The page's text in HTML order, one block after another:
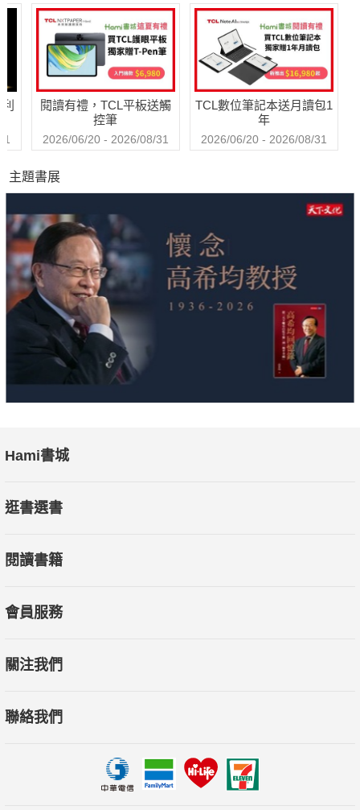
閱讀有禮，TCL平板送觸
控筆
2026/06/20 - 2026/08/31
TCL數位筆記本送月讀包1
年
2026/06/20 - 2026/08/31
主題書展
Hami書城
逛書選書
閱讀書籍
會員服務
關注我們
聯絡我們